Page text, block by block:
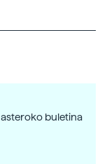
buletina